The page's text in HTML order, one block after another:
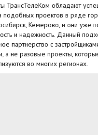
ТрансТелеКом обладают
подобных проектов в ряде
Кемерово, и они уже
и надежность. Данный
партнерство с
а не разовые проекты,
во многих регионах.